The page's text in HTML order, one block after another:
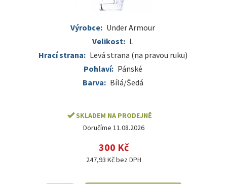
Výrobce: Under Armour
Velikost: L
Hrací strana: Levá strana (na pravou ruku)
Pohlaví: Pánské
Barva: Bílá/Šedá
SKLADEM NA PRODEJNĚ
Doručíme 11.08.2026
300 Kč
247,93 Kč bez DPH